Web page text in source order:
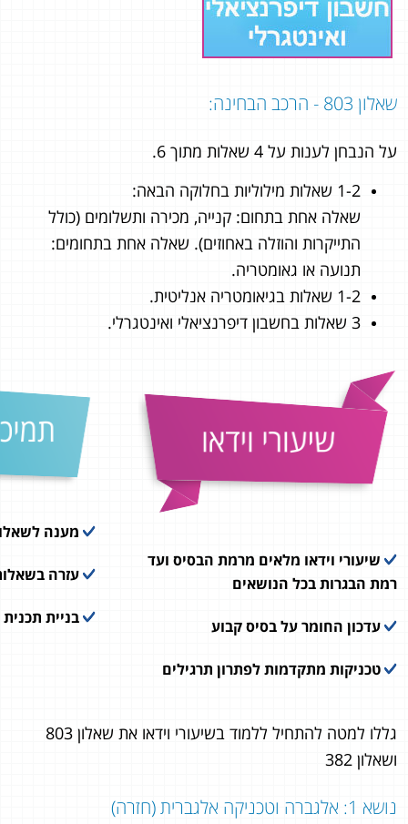
שאלון 803 - הרכב הבחינה:
על הנבחן לענות על 4 שאלות מתוך 6.
1-2 שאלות מילוליות בחלוקה הבאה:
שאלה אחת בתחום: קנייה, מכירה ותשלומים (כולל
התייקרות והוזלה באחוזים). שאלה אחת בתחומים:
תנועה או גאומטריה.
1-2 שאלות בגיאומטריה אנליטית.
3 שאלות בחשבון דיפרנציאלי ואינטגרלי.
שיעורי וידאו מלאים מרמת הבסיס ועד
רמת הבגרות בכל הנושאים
עדכון החומר על בסיס קבוע
טכניקות מתקדמות לפתרון תרגילים
מענה
עזרה
בניית
גללו למטה להתחיל ללמוד בשיעורי וידאו את שאלון 803
ושאלון 382
נושא 1: אלגברה וטכניקה אלגברית (חזרה)